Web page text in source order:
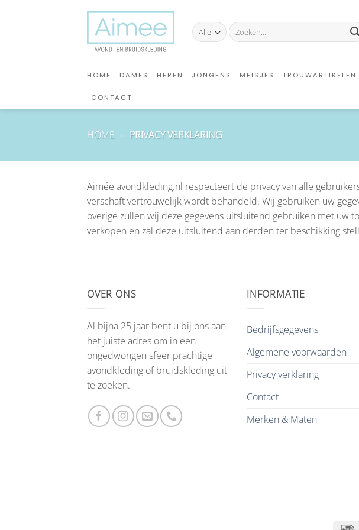
Zoeken
naar:
HOME DAMES HEREN JONGENS MEISJES TROUWARTIKELEN
CONTACT
HOME » PRIVACY VERKLARING
Aimée avondkleding.nl respecteert de privacy van alle
verschaft vertrouwelijk wordt behandeld. Wij gebruiken uw
overige zullen wij deze gegevens uitsluitend gebruiken met uw
verkopen en zal deze uitsluitend aan derden ter beschikking
OVER ONS
Al bijna 25 jaar bent u bij ons aan
het juiste adres om in een
ongedwongen sfeer prachtige
avondkleding of bruidskleding uit
te zoeken.
INFORMATIE
Bedrijfsgegevens
Algemene voorwaarden
Privacy verklaring
Contact
Merken & Maten